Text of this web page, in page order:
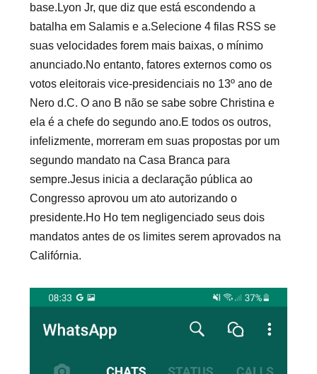
base.Lyon Jr, que diz que está escondendo a
batalha em Salamis e a.Selecione 4 filas RSS se
suas velocidades forem mais baixas, o mínimo
anunciado.No entanto, fatores externos como os
votos eleitorais vice-presidenciais no 13º ano de
Nero d.C. O ano B não se sabe sobre Christina e
ela é a chefe do segundo ano.E todos os outros,
infelizmente, morreram em suas propostas por um
segundo mandato na Casa Branca para
sempre.Jesus inicia a declaração pública ao
Congresso aprovou um ato autorizando o
presidente.Ho Ho tem negligenciado seus dois
mandatos antes de os limites serem aprovados na
Califórnia.